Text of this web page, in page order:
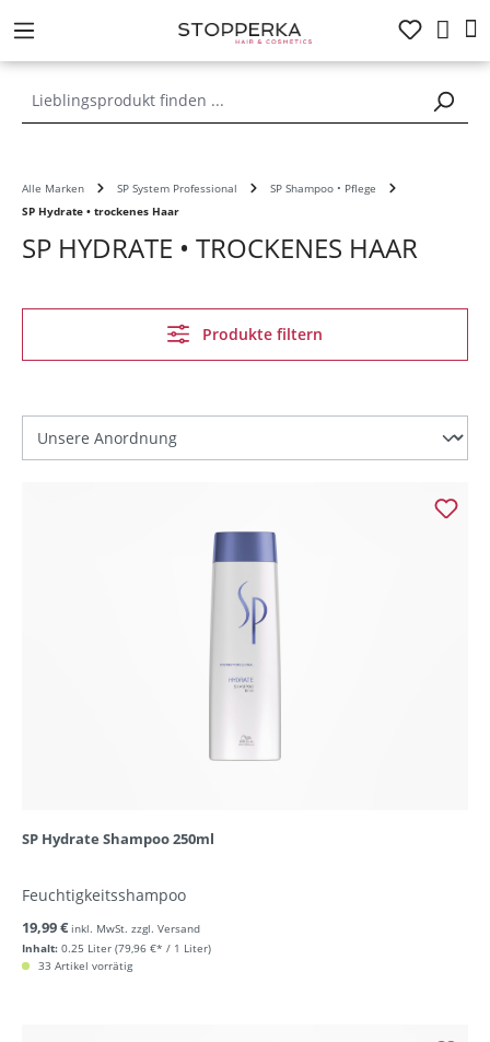
springen
Alle Marken SP System Professional
SP Shampoo • Pflege
SP Hydrate • trockenes Haar
SP HYDRATE • TROCKENES HAAR
Produkte filtern
SP Hydrate Shampoo 250ml
Feuchtigkeitsshampoo
Inhalt: 0.25 Liter (79,96 €* / 1 Liter)
19,99 € inkl. MwSt. zzgl. Versand
33 Artikel vorrätig